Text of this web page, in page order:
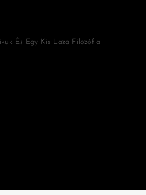
És Egy Kis Laza Filozófia